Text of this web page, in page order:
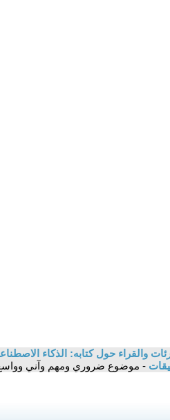
والقراء حول كتابه: الذكاء
- موضوع ضروري ومهم وآني